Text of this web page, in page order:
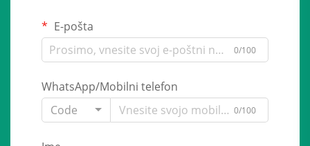
E-pošta
0/100
WhatsApp/Mobilni telefon
Code
0/100